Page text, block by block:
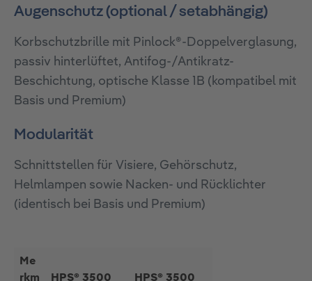
Augenschutz (optional / setabhängig)
Korbschutzbrille mit Pinlock®-Doppelverglasung,
passiv hinterlüftet, Antifog-/Antikratz-
Beschichtung, optische Klasse 1B (kompatibel mit
Basis und Premium)
Modularität
Schnittstellen für Visiere, Gehörschutz,
Helmlampen sowie Nacken- und Rücklichter
(identisch bei Basis und Premium)
Me
rkm
HPS® 3500 HPS® 3500